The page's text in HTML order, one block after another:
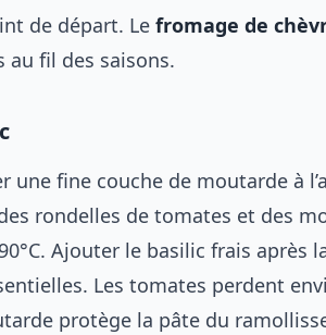
de départ. Le fromage de
au fil des saisons.
une fine couche de moutarde à
rondelles de tomates et des
Ajouter le basilic frais après
Les tomates perdent
protège la pâte du